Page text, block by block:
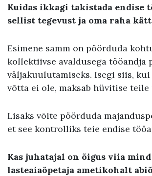
Kuidas ikkagi takistada endise
sellist tegevust ja oma raha
Esimene samm on pöörduda
kollektiivse avaldusega tööandja
väljakuulutamiseks. Isegi siis,
võtta ei ole, maksab hüvitise
Lisaks võite pöörduda
et see kontrolliks teie endise
Kas juhatajal on õigus viia mind
lasteaiaõpetaja ametikohalt